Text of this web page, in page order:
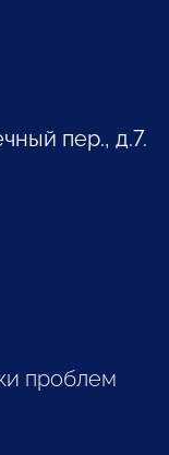
пер., д.7.
проблем